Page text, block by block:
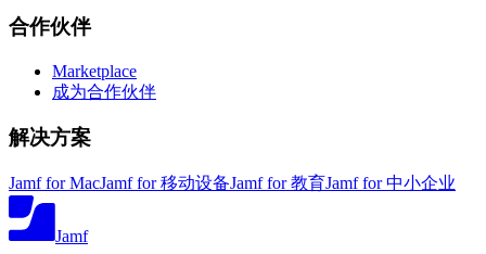
合作伙伴
Marketplace
成为合作伙伴
解决方案
Jamf for MacJamf for 移动设备Jamf for 教育Jamf for 中小企业
Jamf